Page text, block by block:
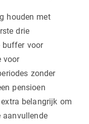
houden met
drie
buffer voor
voor
zonder
pensioen
belangrijk om
aanvullende